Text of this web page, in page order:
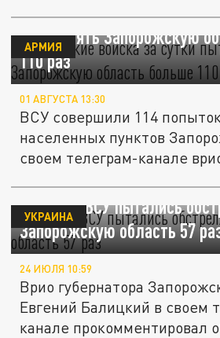
Украинские войска за
обстрелять Запорожскую
110 раз
АРМИЯ
01 АВГУСТА 13:30
ВСУ совершили 114
населенных пунктов
своем телеграм-канале
За сутки ВСУ пытались
Запорожскую область 57
УКРАИНА
24 ИЮЛЯ 10:59
Врио губернатора
Евгений Балицкий в своем
канале прокомментировал